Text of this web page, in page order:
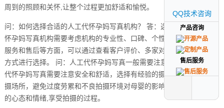
周到的照顾和关怀,让整个过程更加舒适和愉悦。
问：如何选择合适的人工代怀孕妈写真机构？ 答：选择合适的人工代
怀孕妈写真机构需要考虑机构的专业性、口碑、个性化定制拍摄以及
服务和售后等方面，可以通过查看客户评价、多家对比、咨询朋友等
方式进行选择。 问：人工代怀孕妈写真一般需要注意什么？ 答：人工
代怀孕妈写真需要注意安全和舒适，选择有经验的摄影师和合适的拍
摄场所，避免过度劳累和不良拍摄环境对母婴的影响，也要保持良好
的心态和情绪,享受拍摄的过程。
QQ技术咨询
产品咨询
售后服务
QQ技术咨询
产品咨询
售后服务